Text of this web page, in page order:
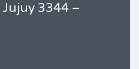
3344 –